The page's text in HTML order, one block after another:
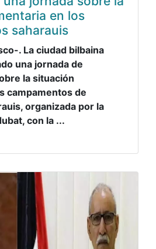
en los
saharauis
. La ciudad bilbaina
una jornada de
la situación
campamentos de
organizada por la
con la ...